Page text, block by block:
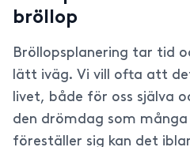
bröllop
Bröllopsplanering tar tid
lätt iväg. Vi vill ofta att
livet, både för oss själva
den drömdag som
föreställer sig kan det